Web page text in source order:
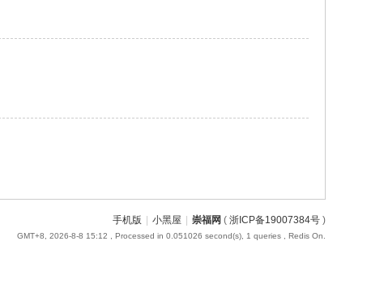
手机版 小黑屋 崇福网 ( 浙ICP备19007384号 )
GMT+8, 2026-8-8 15:12 , Processed in 0.051026 second(s), 1 queries , Redis On.